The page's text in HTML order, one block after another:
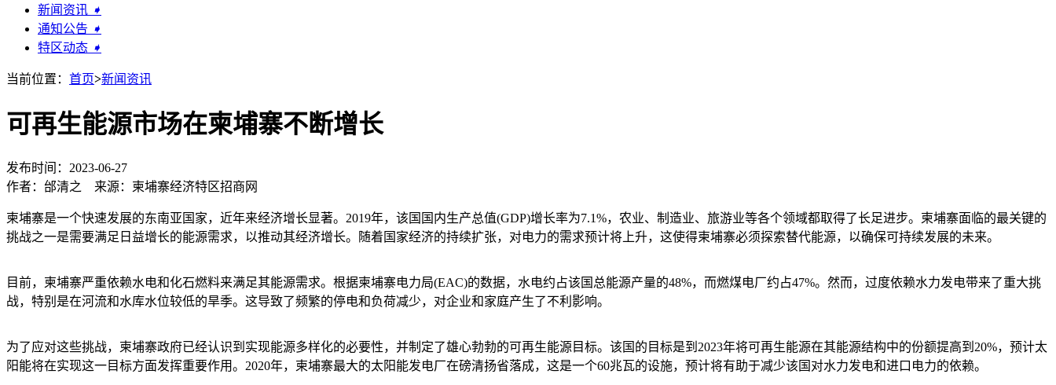
新闻资讯 ➧
通知公告 ➧
特区动态 ➧
当前位置： 首页>新闻资讯
可再生能源市场在柬埔寨不断增长
发布时间：2023-06-27
作者：邰清之 来源：柬埔寨经济特区招商网
柬埔寨是一个快速发展的东南亚国家，近年来经济增长显著。2019年，该国国内生产总值(GDP)增长率为7.1%，农业、制造业、旅游业等各个领域都取得了长足进步。柬埔寨面临的最关键的
挑战之一是需要满足日益增长的能源需求，以推动其经济增长。随着国家经济的持续扩张，对电力的需求预计将上升，这使得柬埔寨必须探索替代能源，以确保可持续发展的未来。
目前，柬埔寨严重依赖水电和化石燃料来满足其能源需求。根据柬埔寨电力局(EAC)的数据，水电约占该国总能源产量的48%，而燃煤电厂约占47%。然而，过度依赖水力发电带来了重大挑
战，特别是在河流和水库水位较低的旱季。这导致了频繁的停电和负荷减少，对企业和家庭产生了不利影响。
为了应对这些挑战，柬埔寨政府已经认识到实现能源多样化的必要性，并制定了雄心勃勃的可再生能源目标。该国的目标是到2023年将可再生能源在其能源结构中的份额提高到20%，预计太
阳能将在实现这一目标方面发挥重要作用。2020年，柬埔寨最大的太阳能发电厂在磅清扬省落成，这是一个60兆瓦的设施，预计将有助于减少该国对水力发电和进口电力的依赖。